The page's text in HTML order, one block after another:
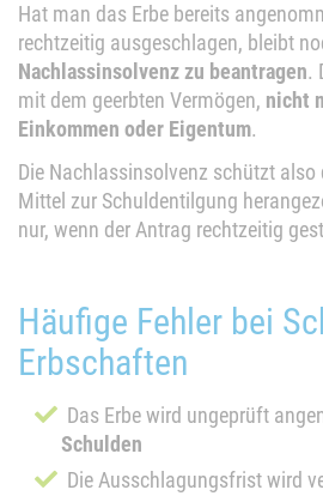
Hat man das Erbe bereits
rechtzeitig ausgeschlagen, bleibt
Nachlassinsolvenz zu beantragen.
mit dem geerbten Vermögen, nicht
Einkommen oder Eigentum.
Die Nachlassinsolvenz schützt also
Mittel zur Schuldentilgung
nur, wenn der Antrag rechtzeitig
Häufige Fehler bei
Erbschaften
Das Erbe wird ungeprüft
Schulden
Die Ausschlagungsfrist wird